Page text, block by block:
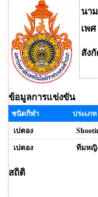
นา
เพศ
สัง
ข้อมูลการแข่งขัน
ชนิดกีฬา
ประเภท
เปตอง
เปตอง
ทีมหญิ
สถิติ